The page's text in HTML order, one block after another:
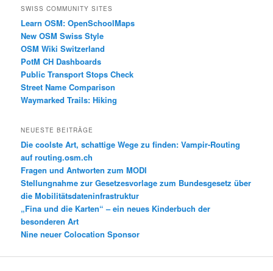
SWISS COMMUNITY SITES
Learn OSM: OpenSchoolMaps
New OSM Swiss Style
OSM Wiki Switzerland
PotM CH Dashboards
Public Transport Stops Check
Street Name Comparison
Waymarked Trails: Hiking
NEUESTE BEITRÄGE
Die coolste Art, schattige Wege zu finden: Vampir-Routing
auf routing.osm.ch
Fragen und Antworten zum MODI
Stellungnahme zur Gesetzesvorlage zum Bundesgesetz über
die Mobilitätsdateninfrastruktur
„Fina und die Karten“ – ein neues Kinderbuch der
besonderen Art
Nine neuer Colocation Sponsor